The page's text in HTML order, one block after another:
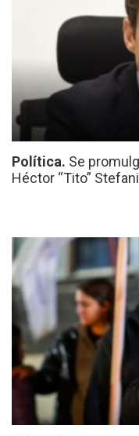
Política. Se
Héctor “Tito”